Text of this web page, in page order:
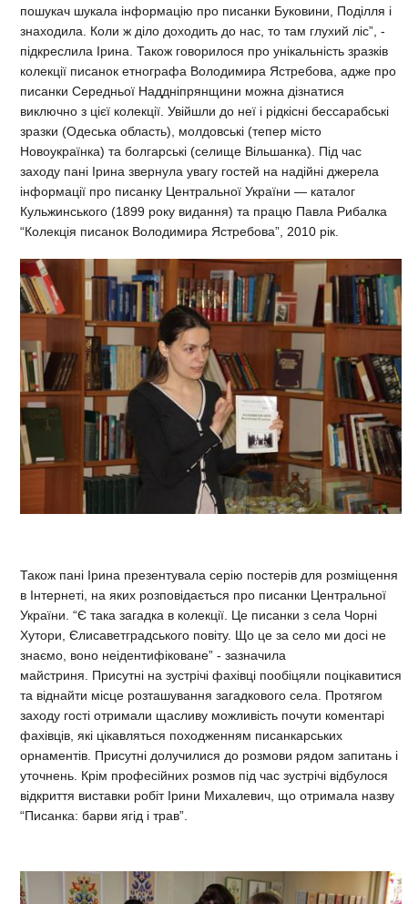
пошукач шукала інформацію про писанки Буковини, Поділля і
знаходила. Коли ж діло доходить до нас, то там глухий ліс”, -
підкреслила Ірина. Також говорилося про унікальність зразків
колекції писанок етнографа Володимира Ястребова, адже про
писанки Середньої Наддніпрянщини можна дізнатися
виключно з цієї колекції. Увійшли до неї і рідкісні бессарабські
зразки (Одеська область), молдовські (тепер місто
Новоукраїнка) та болгарські (селище Вільшанка). Під час
заходу пані Ірина звернула увагу гостей на надійні джерела
інформації про писанку Центральної України — каталог
Кульжинського (1899 року видання) та працю Павла Рибалка
“Колекція писанок Володимира Ястребова”, 2010 рік.
Також пані Ірина презентувала серію постерів для розміщення
в Інтернеті, на яких розповідається про писанки Центральної
України. “Є така загадка в колекції. Це писанки з села Чорні
Хутори, Єлисаветградського повіту. Що це за село ми досі не
знаємо, воно неідентифіковане” - зазначила
майстриня. Присутні на зустрічі фахівці пообіцяли поцікавитися
та віднайти місце розташування загадкового села. Протягом
заходу гості отримали щасливу можливість почути коментарі
фахівців, які цікавляться походженням писанкарських
орнаментів. Присутні долучилися до розмови рядом запитань і
уточнень. Крім професійних розмов під час зустрічі відбулося
відкриття виставки робіт Ірини Михалевич, що отримала назву
“Писанка: барви ягід і трав”.